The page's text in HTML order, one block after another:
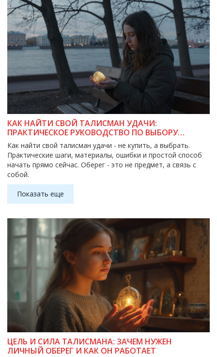
КАК НАЙТИ СВОЙ ТАЛИСМАН УДАЧИ:
ПРАКТИЧЕСКОЕ РУКОВОДСТВО ПО ВЫБОРУ
ЛИЧНОГО ОБЕРЕГА
Как найти свой талисман удачи - не купить, а выбрать.
Практические шаги, материалы, ошибки и простой способ
начать прямо сейчас. Оберег - это не предмет, а связь с
собой.
Показать еще
ЦЕЛЬ И СИЛА ТАЛИСМАНА: ЗАЧЕМ НУЖЕН
ЛИЧНЫЙ ОБЕРЕГ И КАК ОН РАБОТАЕТ